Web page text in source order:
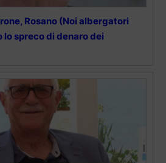
Rosano (Noi albergatori
lo spreco di denaro dei